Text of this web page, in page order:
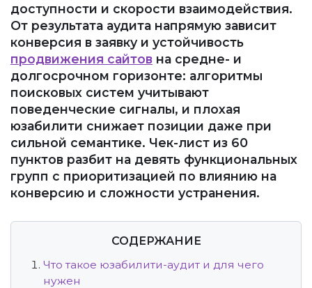
доступности и скорости взаимодействия.
От результата аудита напрямую зависит
конверсия в заявку и устойчивость
продвижения сайтов на средне- и
долгосрочном горизонте: алгоритмы
поисковых систем учитывают
поведенческие сигналы, и плохая
юзабилити снижает позиции даже при
сильной семантике. Чек-лист из 60
пунктов разбит на девять функциональных
групп с приоритизацией по влиянию на
конверсию и сложности устранения.
СОДЕРЖАНИЕ
Что такое юзабилити-аудит и для чего
нужен